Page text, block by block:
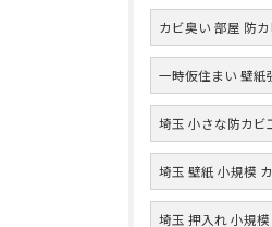
カビ臭い 部屋 防
一時仮住まい 壁紙
埼玉 小さな防カビ
埼玉 壁紙 小規模
埼玉 押入れ 小規